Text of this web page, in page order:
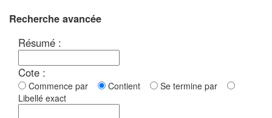
Recherche avancée
Résumé :
Cote :
Commence par Contient
Se termine par
Libellé exact